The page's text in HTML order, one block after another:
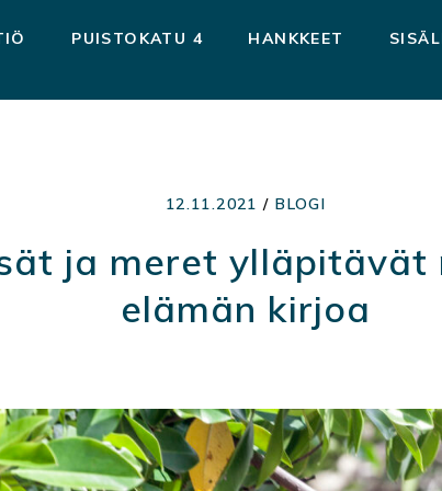
PUISTOKATU 4 HANKKEET
12.11.2021 /BLOGI
ja meret ylläpitävät
elämän kirjoa